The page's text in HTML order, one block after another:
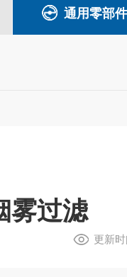
通用零部
雾过滤
更新